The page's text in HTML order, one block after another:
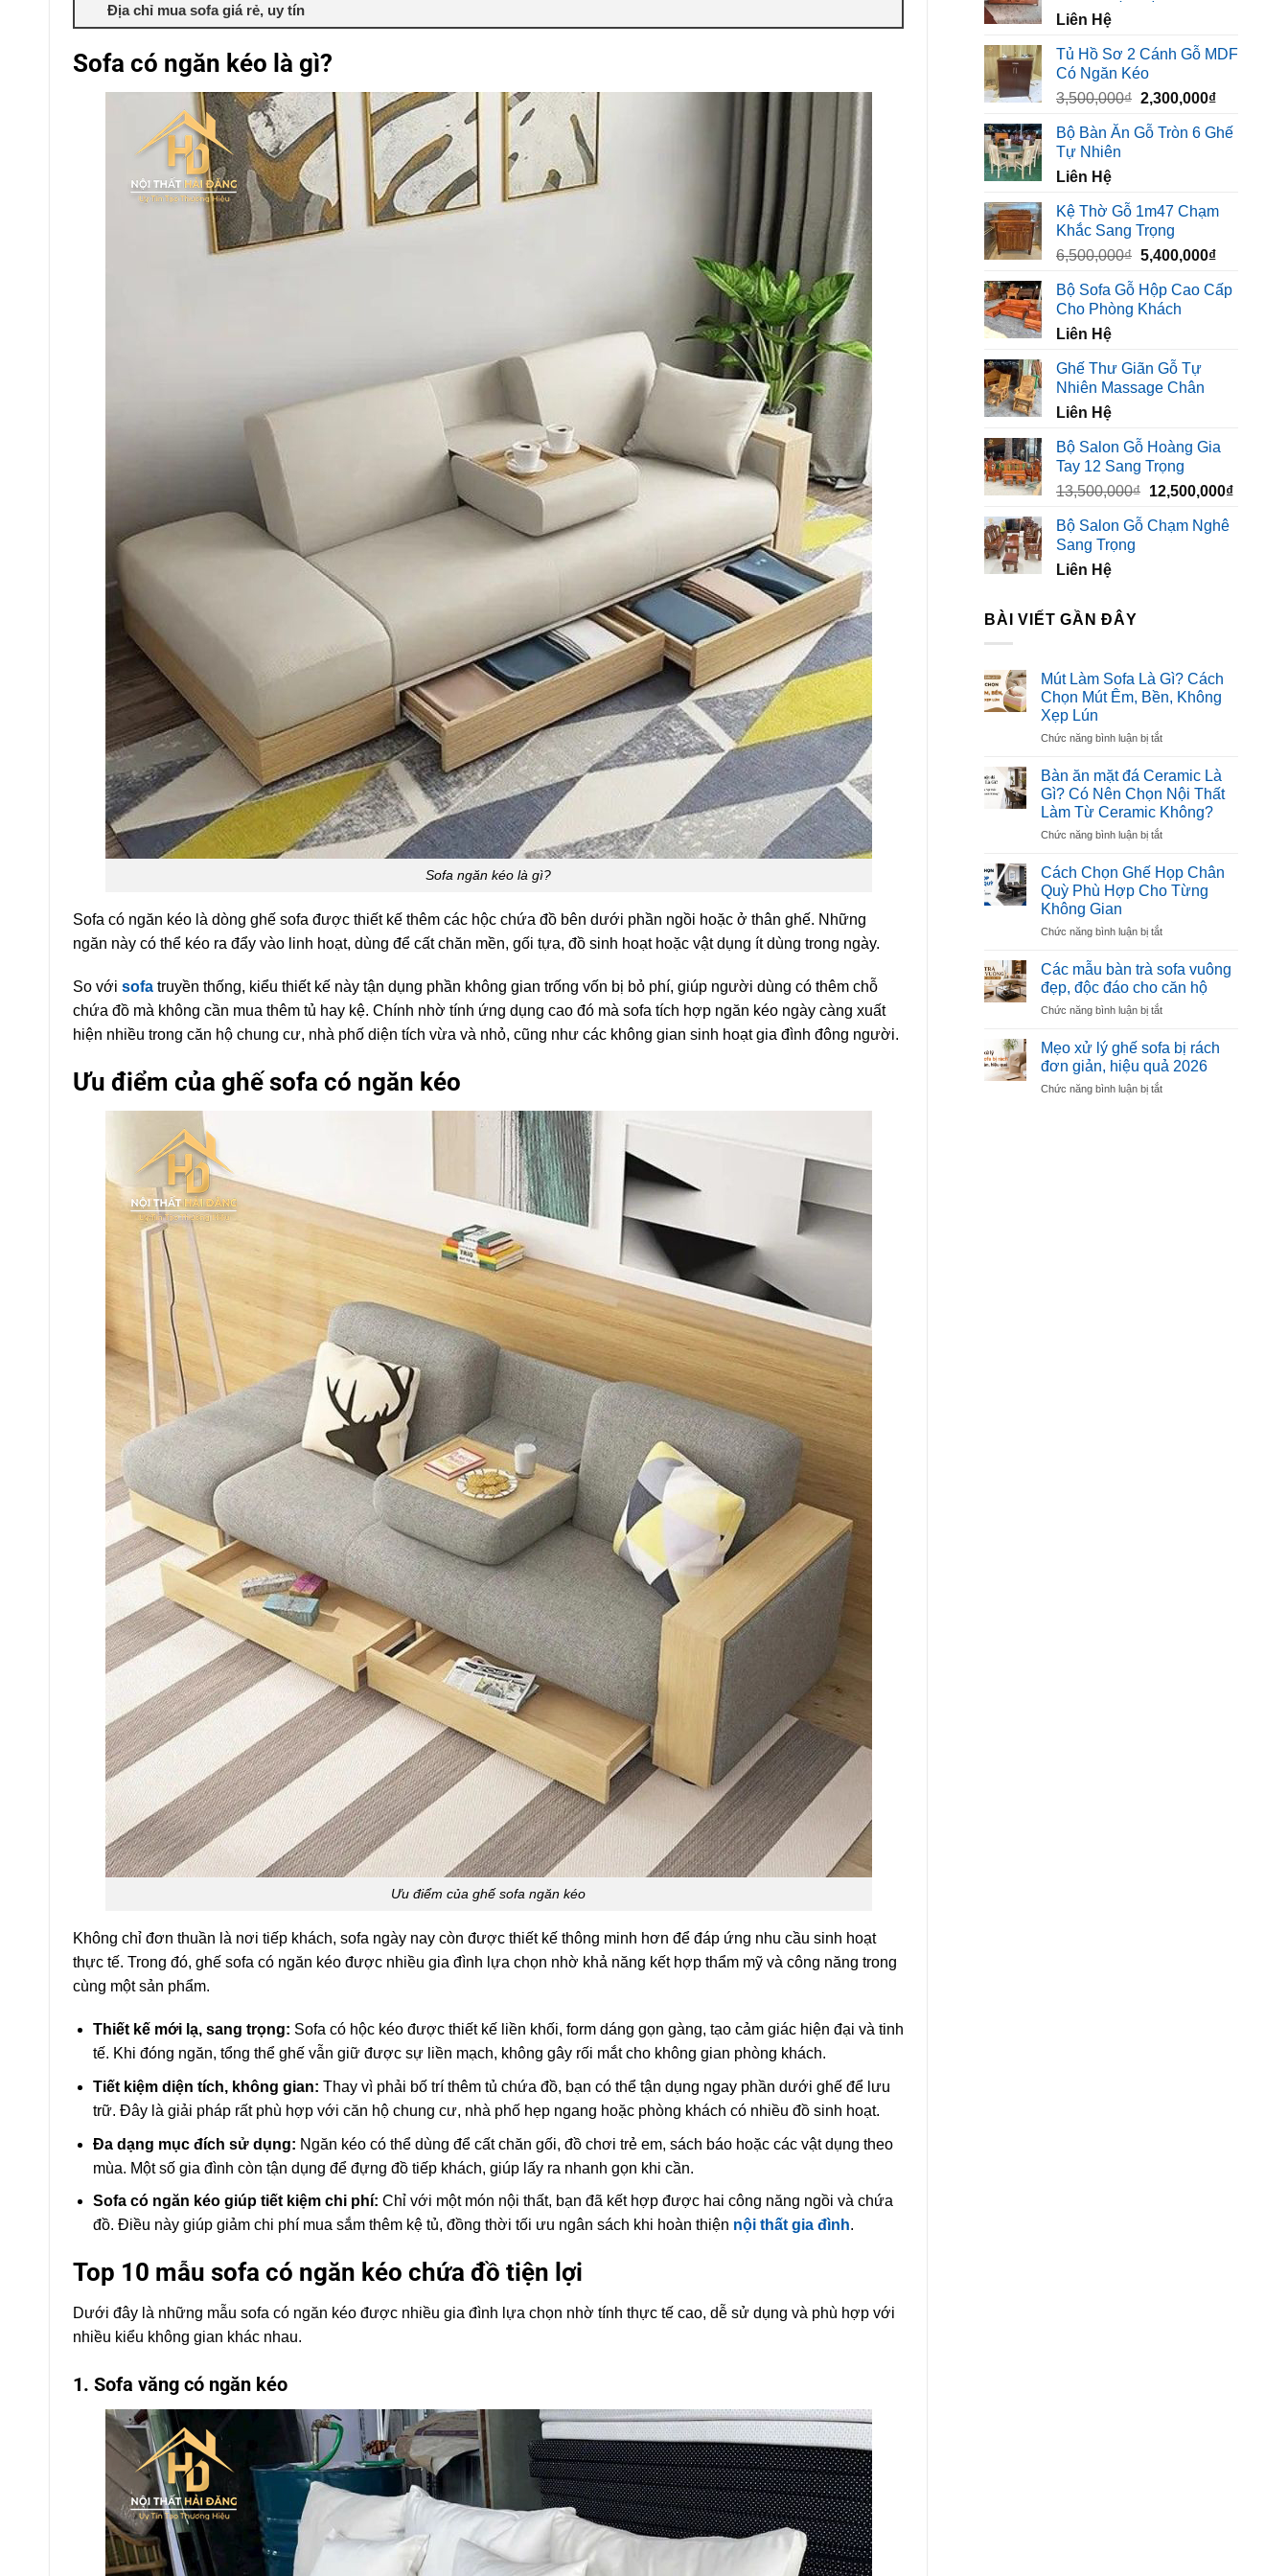
Địa chỉ mua sofa giá rẻ, uy tín
Sofa có ngăn kéo là gì?
Sofa ngăn kéo là gì?
Sofa có ngăn kéo là dòng ghế sofa được thiết kế thêm các hộc chứa đồ bên dưới phần ngồi hoặc ở thân ghế. Những
ngăn này có thể kéo ra đẩy vào linh hoạt, dùng để cất chăn mền, gối tựa, đồ sinh hoạt hoặc vật dụng ít dùng trong ngày.
So với sofa truyền thống, kiểu thiết kế này tận dụng phần không gian trống vốn bị bỏ phí, giúp người dùng có thêm chỗ
chứa đồ mà không cần mua thêm tủ hay kệ. Chính nhờ tính ứng dụng cao đó mà sofa tích hợp ngăn kéo ngày càng xuất
hiện nhiều trong căn hộ chung cư, nhà phố diện tích vừa và nhỏ, cũng như các không gian sinh hoạt gia đình đông người.
Ưu điểm của ghế sofa có ngăn kéo
Ưu điểm của ghế sofa ngăn kéo
Không chỉ đơn thuần là nơi tiếp khách, sofa ngày nay còn được thiết kế thông minh hơn để đáp ứng nhu cầu sinh hoạt
thực tế. Trong đó, ghế sofa có ngăn kéo được nhiều gia đình lựa chọn nhờ khả năng kết hợp thẩm mỹ và công năng trong
cùng một sản phẩm.
Thiết kế mới lạ, sang trọng: Sofa có hộc kéo được thiết kế liền khối, form dáng gọn gàng, tạo cảm giác hiện đại và tinh
tế. Khi đóng ngăn, tổng thể ghế vẫn giữ được sự liền mạch, không gây rối mắt cho không gian phòng khách.
Tiết kiệm diện tích, không gian: Thay vì phải bố trí thêm tủ chứa đồ, bạn có thể tận dụng ngay phần dưới ghế để lưu
trữ. Đây là giải pháp rất phù hợp với căn hộ chung cư, nhà phố hẹp ngang hoặc phòng khách có nhiều đồ sinh hoạt.
Đa dạng mục đích sử dụng: Ngăn kéo có thể dùng để cất chăn gối, đồ chơi trẻ em, sách báo hoặc các vật dụng theo
mùa. Một số gia đình còn tận dụng để đựng đồ tiếp khách, giúp lấy ra nhanh gọn khi cần.
Sofa có ngăn kéo giúp tiết kiệm chi phí: Chỉ với một món nội thất, bạn đã kết hợp được hai công năng ngồi và chứa
đồ. Điều này giúp giảm chi phí mua sắm thêm kệ tủ, đồng thời tối ưu ngân sách khi hoàn thiện nội thất gia đình.
Top 10 mẫu sofa có ngăn kéo chứa đồ tiện lợi
Dưới đây là những mẫu sofa có ngăn kéo được nhiều gia đình lựa chọn nhờ tính thực tế cao, dễ sử dụng và phù hợp với
nhiều kiểu không gian khác nhau.
1. Sofa văng có ngăn kéo
Liên Hệ
Tủ Hồ Sơ 2 Cánh Gỗ MDF
Có Ngăn Kéo
3,500,000₫ Giá
là:
2,300,000₫Giá
tại
Bộ Bàn Ăn Gỗ Tròn 6 Ghế
Tự Nhiên
Liên Hệ
Kệ Thờ Gỗ 1m47 Chạm
Khắc Sang Trọng
6,500,000₫ Giá
là:
6,500,000₫.
5,400,000₫Giá
tại
Bộ Sofa Gỗ Hộp Cao Cấp
Cho Phòng Khách
Liên Hệ
Ghế Thư Giãn Gỗ Tự
Nhiên Massage Chân
Liên Hệ
Bộ Salon Gỗ Hoàng Gia
Tay 12 Sang Trọng
13,500,000₫ Giá
là:
12,500,000₫Giá
Bộ Salon Gỗ Chạm Nghê
Sang Trọng
Liên Hệ
BÀI VIẾT GẦN ĐÂY
Mút Làm Sofa Là Gì? Cách
Chọn Mút Êm, Bền, Không
Xẹp Lún
Chức năng bình luận bị tắtở
Sofa
Là
Gì?
Cách
Mút
Êm,
Bền,
Xẹp
Bàn ăn mặt đá Ceramic Là
Gì? Có Nên Chọn Nội Thất
Làm Từ Ceramic Không?
Chức năng bình luận bị tắtở
ăn
mặt
đá
Là
Có
Nên
Chọn
Nội
Làm
Từ
Không?
Cách Chọn Ghế Họp Chân
Quỳ Phù Hợp Cho Từng
Không Gian
Chức năng bình luận bị tắtở
Chọn
Ghế
Họp
Chân
Phù
Hợp
Từng
Các mẫu bàn trà sofa vuông
đẹp, độc đáo cho căn hộ
Chức năng bình luận bị tắtở
mẫu
bàn
trà
sofa
Mẹo xử lý ghế sofa bị rách
đơn giản, hiệu quả 2026
Chức năng bình luận bị tắtở